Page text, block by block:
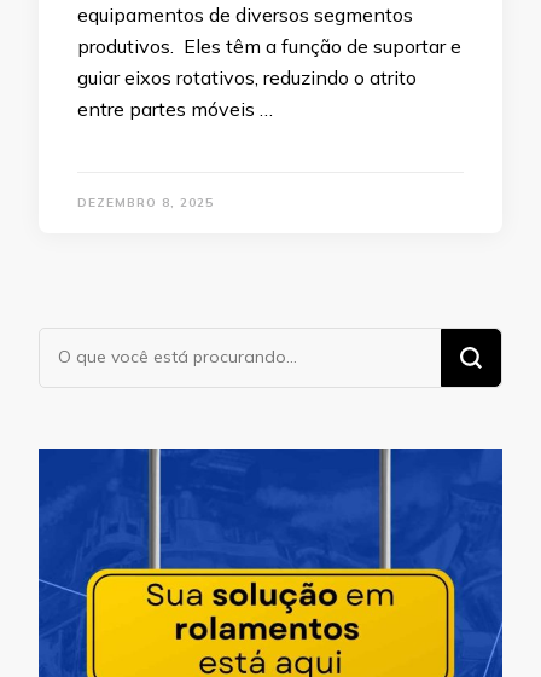
equipamentos de diversos segmentos
produtivos. Eles têm a função de suportar e
guiar eixos rotativos, reduzindo o atrito
entre partes móveis …
DEZEMBRO 8, 2025